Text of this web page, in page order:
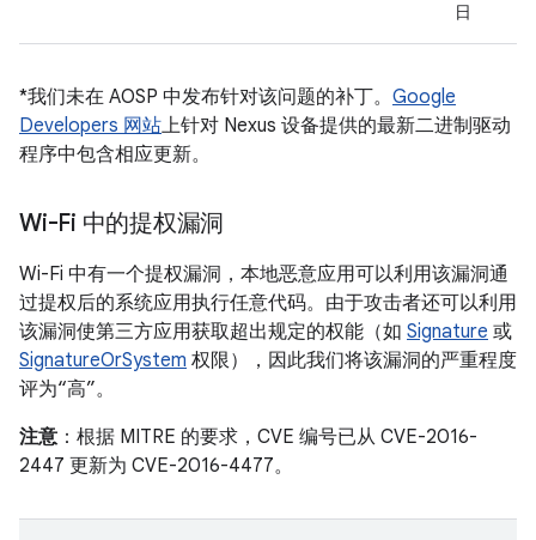
日
*我们未在 AOSP 中发布针对该问题的补丁。 Google
Developers 网站上针对 Nexus 设备提供的最新二进制驱动
程序中包含相应更新。
Wi-Fi 中的提权漏洞
Wi-Fi 中有一个提权漏洞，本地恶意应用可以利用该漏洞通
过提权后的系统应用执行任意代码。由于攻击者还可以利用
该漏洞使第三方应用获取超出规定的权能（如 Signature 或
SignatureOrSystem 权限），因此我们将该漏洞的严重程度
评为“高”。
注意：根据 MITRE 的要求，CVE 编号已从 CVE-2016-
2447 更新为 CVE-2016-4477。